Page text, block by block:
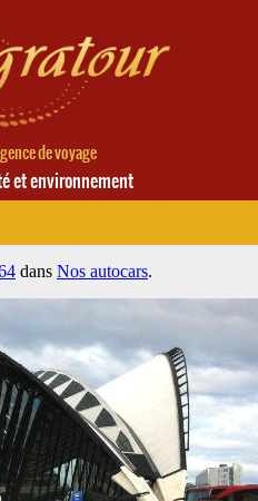
de voyage
et environnement
dans Nos autocars.